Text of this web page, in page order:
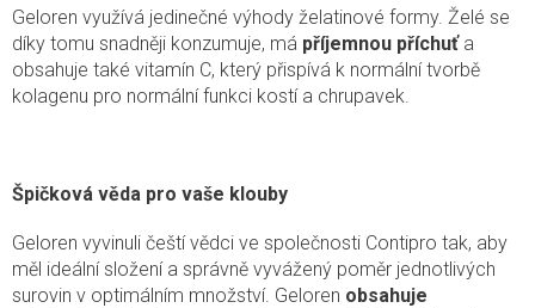
Geloren využívá jedinečné výhody želatinové formy. Želé se
díky tomu snadněji konzumuje, má příjemnou příchuťa
obsahuje také vitamín C, který přispívá k normální tvorbě
kolagenu pro normální funkci kostí a chrupavek.
Špičková věda pro vaše klouby
Geloren vyvinuli čeští vědci ve společnosti Contipro tak, aby
měl ideální složení a správně vyvážený poměr jednotlivých
surovin v optimálním množství. Geloren obsahuje